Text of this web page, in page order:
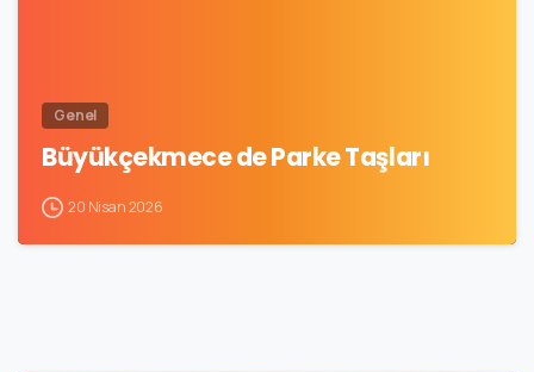
Genel
Büyükçekmece de Parke Taşları
20 Nisan 2026